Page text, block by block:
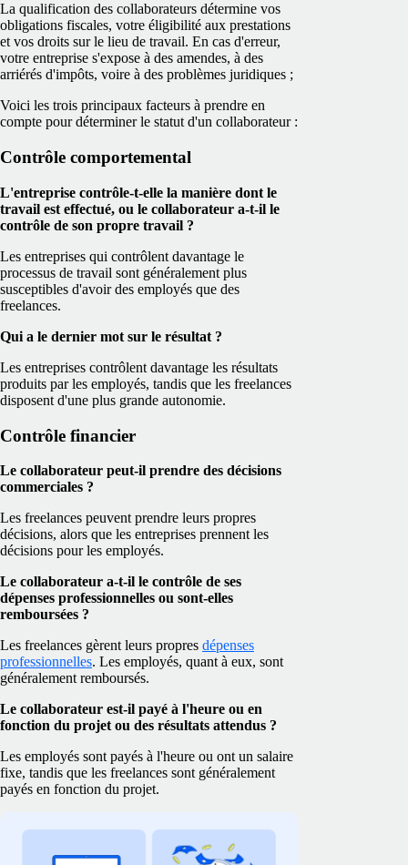
La qualification des collaborateurs détermine vos
obligations fiscales, votre éligibilité aux prestations
et vos droits sur le lieu de travail. En cas d'erreur,
votre entreprise s'expose à des amendes, à des
arriérés d'impôts, voire à des problèmes juridiques ;
Voici les trois principaux facteurs à prendre en
compte pour déterminer le statut d'un collaborateur :
Contrôle comportemental
L'entreprise contrôle-t-elle la manière dont le
travail est effectué, ou le collaborateur a-t-il le
contrôle de son propre travail ?
Les entreprises qui contrôlent davantage le
processus de travail sont généralement plus
susceptibles d'avoir des employés que des
freelances.
Qui a le dernier mot sur le résultat ?
Les entreprises contrôlent davantage les résultats
produits par les employés, tandis que les freelances
disposent d'une plus grande autonomie.
Contrôle financier
Le collaborateur peut-il prendre des décisions
commerciales ?
Les freelances peuvent prendre leurs propres
décisions, alors que les entreprises prennent les
décisions pour les employés.
Le collaborateur a-t-il le contrôle de ses
dépenses professionnelles ou sont-elles
remboursées ?
Les freelances gèrent leurs propres dépenses
professionnelles. Les employés, quant à eux, sont
généralement remboursés.
Le collaborateur est-il payé à l'heure ou en
fonction du projet ou des résultats attendus ?
Les employés sont payés à l'heure ou ont un salaire
fixe, tandis que les freelances sont généralement
payés en fonction du projet.